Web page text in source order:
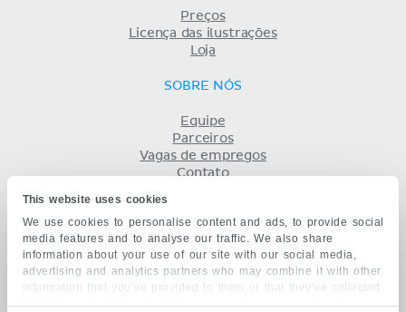
This website uses cookies
We use cookies to personalise content and ads, to provide social
media features and to analyse our traffic. We also share
information about your use of our site with our social media,
advertising and analytics partners who may combine it with other
information that you’ve provided to them or that they’ve collected
from your use of their services.
Preços
Licença das ilustrações
Loja
SOBRE NÓS
Equipe
Parceiros
Vagas de empregos
Contato
Privacidade
KENHUB EM...
English